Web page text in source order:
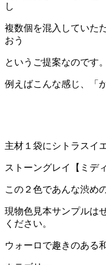
し
複数個を混入していた
おう
というご提案なのです。
例えばこんな感じ、「
主材１袋にシトラスイ
ストーングレイ【ミデ
この２色であんな渋め
現物色見本サンプルは
ください。
ウォーロで趣きのある